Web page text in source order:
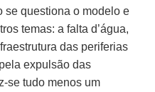
se questiona o modelo e
temas: a falta d’água,
das periferias
expulsão das
se tudo menos um